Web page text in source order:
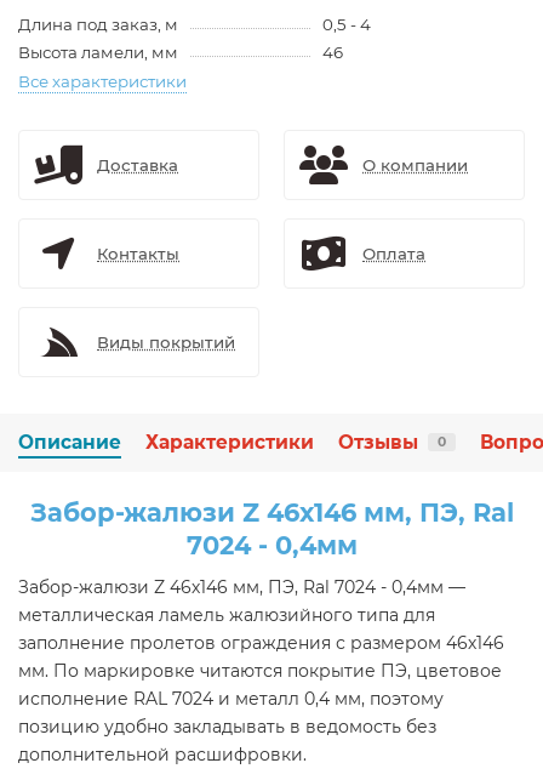
Длина под заказ, м
0,5 - 4
Высота ламели, мм
46
Все характеристики
Доставка О компании
Контакты Оплата
Виды покрытий
Описание Характеристики Отзывы 0
Забор-жалюзи Z 46х146 мм, ПЭ, Ral
7024 - 0,4мм
Забор-жалюзи Z 46х146 мм, ПЭ, Ral 7024 - 0,4мм —
металлическая ламель жалюзийного типа для
заполнение пролетов ограждения с размером 46х146
мм. По маркировке читаются покрытие ПЭ, цветовое
исполнение RAL 7024 и металл 0,4 мм, поэтому
позицию удобно закладывать в ведомость без
дополнительной расшифровки.